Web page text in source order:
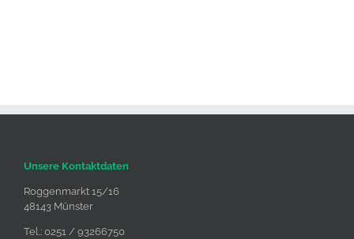
Unsere Kontaktdaten
Roggenmarkt 15/16
48143 Münster
Tel.: 0251 / 93266750